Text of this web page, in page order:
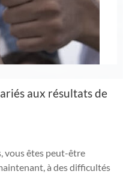
aux résultats de
vous êtes peut-être
à des difficultés